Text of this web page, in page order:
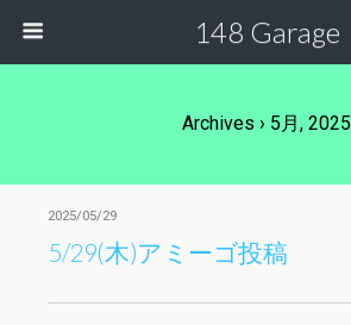
148 Garage
Archives › 5月, 2025
2025/05/29
5/29(木)アミーゴ投稿